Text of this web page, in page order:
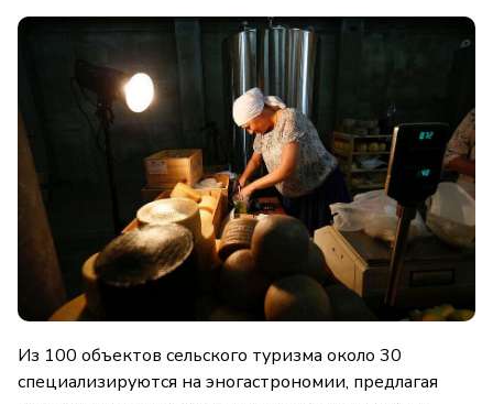
Из 100 объектов сельского туризма около 30
специализируются на эногастрономии, предлагая